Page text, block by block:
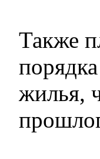
Также
жилья,